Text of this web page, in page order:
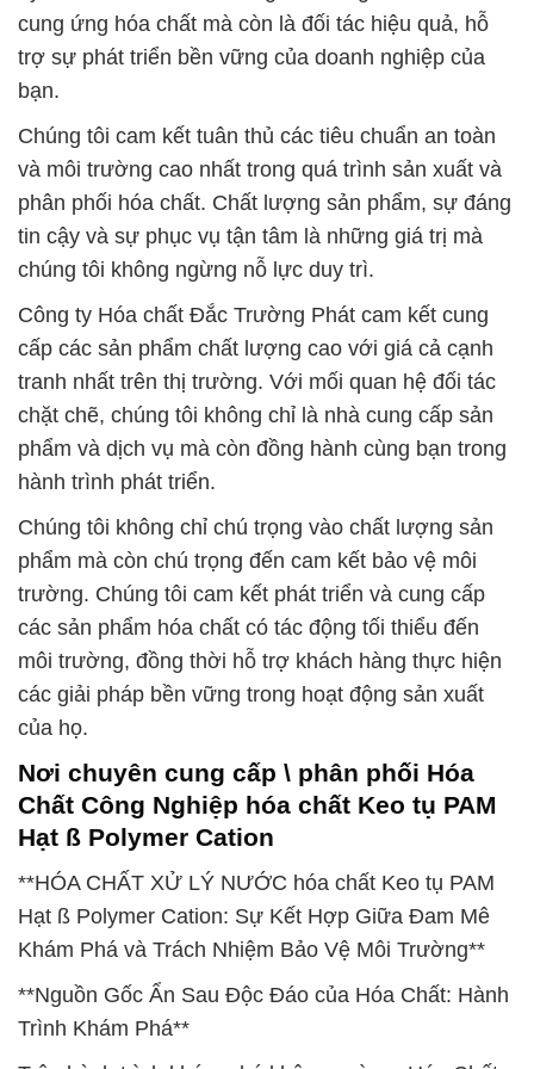
cung ứng hóa chất mà còn là đối tác hiệu quả, hỗ
trợ sự phát triển bền vững của doanh nghiệp của
bạn.
Chúng tôi cam kết tuân thủ các tiêu chuẩn an toàn
và môi trường cao nhất trong quá trình sản xuất và
phân phối hóa chất. Chất lượng sản phẩm, sự đáng
tin cậy và sự phục vụ tận tâm là những giá trị mà
chúng tôi không ngừng nỗ lực duy trì.
Công ty Hóa chất Đắc Trường Phát cam kết cung
cấp các sản phẩm chất lượng cao với giá cả cạnh
tranh nhất trên thị trường. Với mối quan hệ đối tác
chặt chẽ, chúng tôi không chỉ là nhà cung cấp sản
phẩm và dịch vụ mà còn đồng hành cùng bạn trong
hành trình phát triển.
Chúng tôi không chỉ chú trọng vào chất lượng sản
phẩm mà còn chú trọng đến cam kết bảo vệ môi
trường. Chúng tôi cam kết phát triển và cung cấp
các sản phẩm hóa chất có tác động tối thiểu đến
môi trường, đồng thời hỗ trợ khách hàng thực hiện
các giải pháp bền vững trong hoạt động sản xuất
của họ.
Nơi chuyên cung cấp \ phân phối Hóa
Chất Công Nghiệp hóa chất Keo tụ PAM
Hạt ß Polymer Cation
**HÓA CHẤT XỬ LÝ NƯỚC hóa chất Keo tụ PAM
Hạt ß Polymer Cation: Sự Kết Hợp Giữa Đam Mê
Khám Phá và Trách Nhiệm Bảo Vệ Môi Trường**
**Nguồn Gốc Ẩn Sau Độc Đáo của Hóa Chất: Hành
Trình Khám Phá**